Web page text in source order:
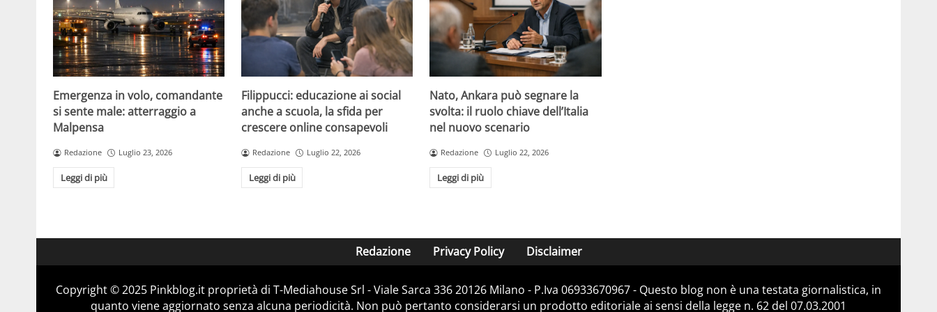
Emergenza in volo, comandante
si sente male: atterraggio a
Malpensa
Redazione Luglio 23, 2026
Leggi di più
Filippucci: educazione ai social
anche a scuola, la sfida per
crescere online consapevoli
Redazione Luglio 22, 2026
Leggi di più
Nato, Ankara può segnare la
svolta: il ruolo chiave dell’Italia
nel nuovo scenario
Redazione Luglio 22, 2026
Leggi di più
Redazione Privacy Policy Disclaimer
Copyright © 2025 Pinkblog.it proprietà di T-Mediahouse Srl - Viale Sarca 336 20126 Milano - P.Iva 06933670967 - Questo blog non è una testata giornalistica, in
quanto viene aggiornato senza alcuna periodicità. Non può pertanto considerarsi un prodotto editoriale ai sensi della legge n. 62 del 07.03.2001